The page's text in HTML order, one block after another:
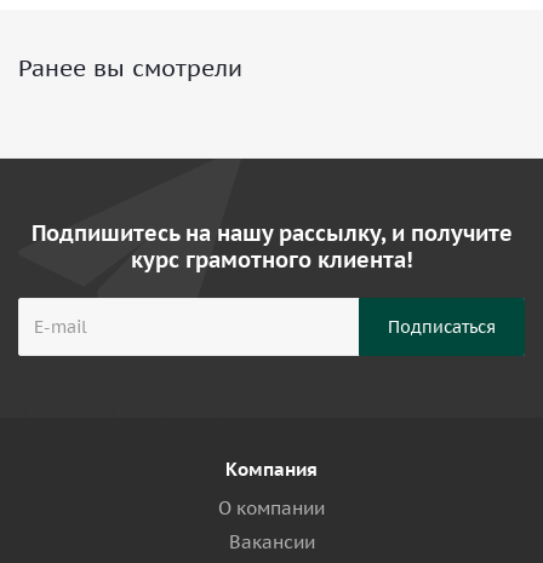
Ранее вы смотрели
Подпишитесь на нашу рассылку, и получите
курс грамотного клиента!
Компания
О компании
Вакансии